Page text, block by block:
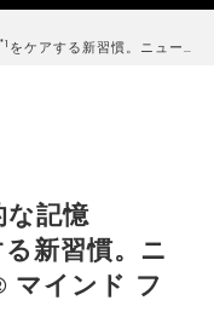
*1 をケアする新習慣。ニュー…
な記憶
新習慣。ニ
マインド フ